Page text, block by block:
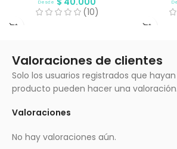
Desde
(10)
Valoraciones de clientes
Valoraciones
No hay valoraciones aún.
Solo los usuarios registrados que
producto pueden hacer una valoración.